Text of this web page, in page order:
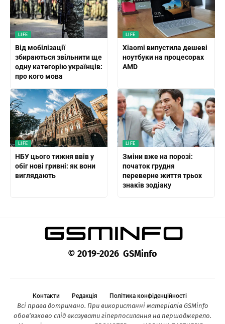
LIFE
Від мобілізації
збираються звільнити ще
одну категорію українців:
про кого мова
LIFE
Xiaomi випустила дешеві
ноутбуки на процесорах
AMD
LIFE
НБУ цього тижня ввів у
обіг нові гривні: як вони
виглядають
LIFE
Зміни вже на порозі:
початок грудня
переверне життя трьох
знаків зодіаку
© 2019-2026 GSMinfo
Контакти Редакція Політика конфіденційності
Всі права дотримано. При використанні матеріалів GSMinfo
обов’язково слід вказувати гіперпосилання на першоджерело.